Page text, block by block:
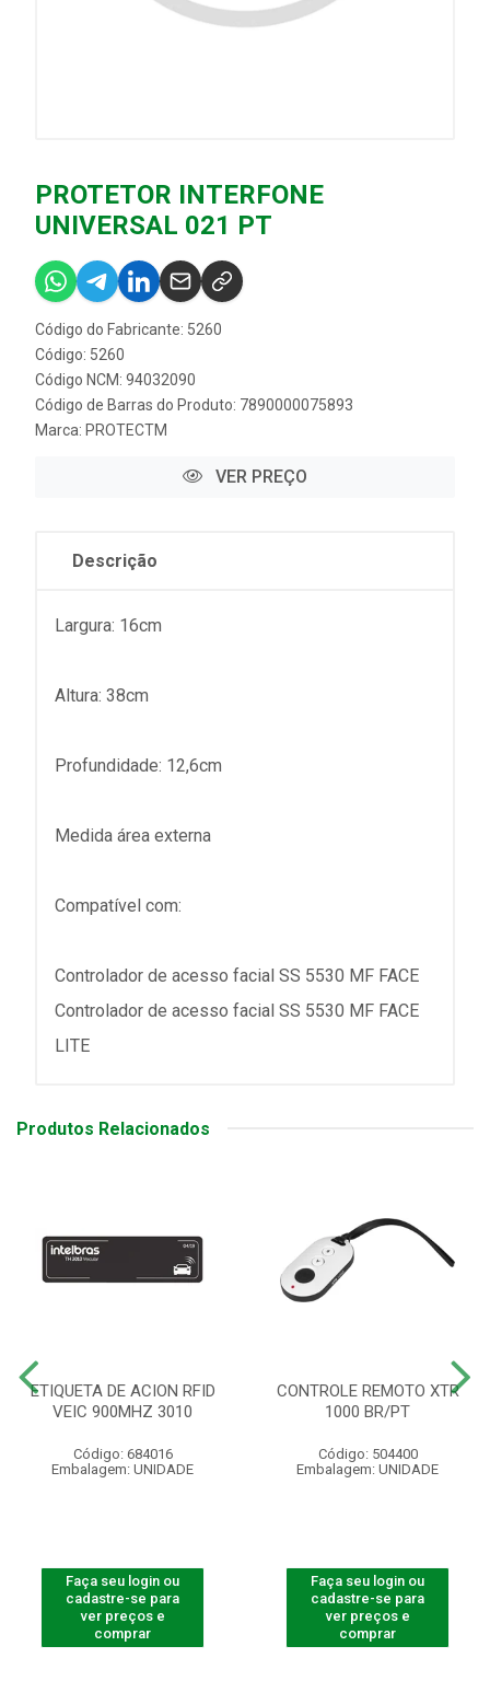
PROTETOR INTERFONE
UNIVERSAL 021 PT
Código do Fabricante: 5260
Código: 5260
Código NCM: 94032090
Código de Barras do Produto: 7890000075893
Marca: PROTECTM
VER PREÇO
Descrição
Largura: 16cm
Altura: 38cm
Profundidade: 12,6cm
Medida área externa
Compatível com:
Controlador de acesso facial SS 5530 MF FACE
Controlador de acesso facial SS 5530 MF FACE
LITE
Produtos Relacionados
ETIQUETA DE ACION RFID
VEIC 900MHZ 3010
Código: 684016
Embalagem: UNIDADE
Faça seu login ou
cadastre-se para
ver preços e
comprar
CONTROLE REMOTO XTR
1000 BR/PT
Código: 504400
Embalagem: UNIDADE
Faça seu login ou
cadastre-se para
ver preços e
comprar